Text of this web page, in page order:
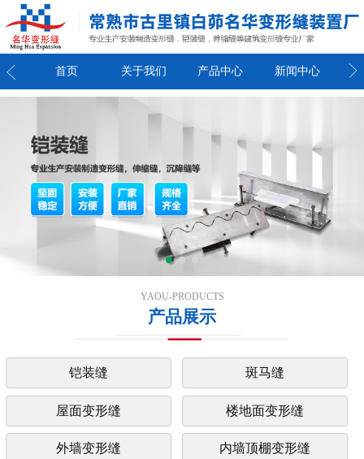
首页 关于我们 产品中心 新闻中心
YAOU-PRODUCTS
产品展示
铠装缝 斑马缝
屋面变形缝 楼地面变形缝
外墙变形缝 内墙顶棚变形缝